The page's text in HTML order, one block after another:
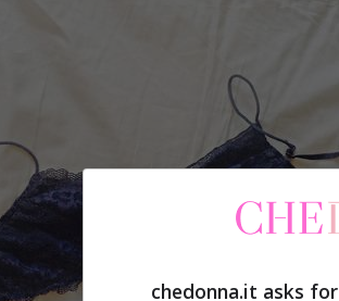
chedonna.it asks